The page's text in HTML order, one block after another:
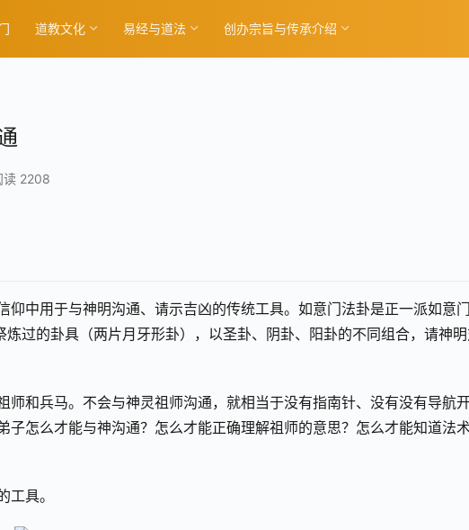
道教文化 易经与道法 创办宗旨与传承介绍
读 2208
仰中用于与神明沟通、请示吉凶的传统工具。如意门法卦是正一派如意
炼过的卦具（两片月牙形卦），以圣卦、阴卦、阳卦的不同组合，请神
师和兵马。不会与神灵祖师沟通，就相当于没有指南针、没有没有导航
子怎么才能与神沟通？怎么才能正确理解祖师的意思？怎么才能知道法
具。